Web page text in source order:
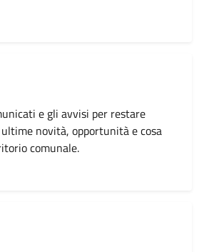
e gli avvisi per restare
novità, opportunità e cosa
comunale.